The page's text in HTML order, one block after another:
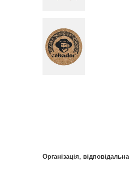
Організація,